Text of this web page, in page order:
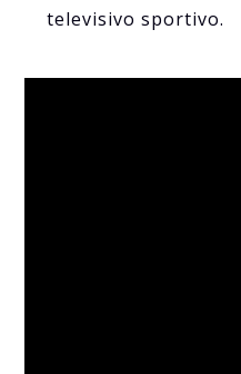
televisivo sportivo.